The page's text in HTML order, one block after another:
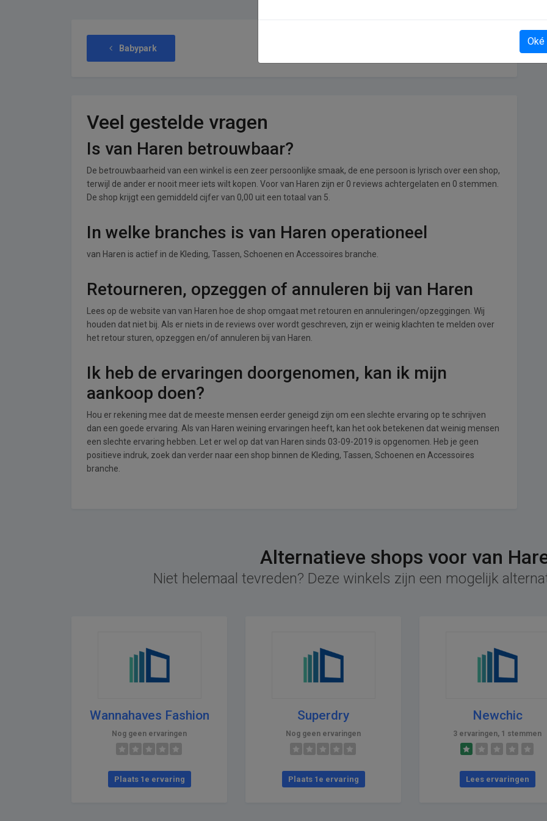
Babypark
Veel gestelde vragen
Is van Haren betrouwbaar?
De betrouwbaarheid van een winkel is een zeer persoonlijke smaak, de ene persoon is lyrisch over een shop,
terwijl de ander er nooit meer iets wilt kopen. Voor van Haren zijn er 0 reviews achtergelaten en 0 stemmen.
De shop krijgt een gemiddeld cijfer van 0,00 uit een totaal van 5.
In welke branches is van Haren operationeel
van Haren is actief in de Kleding, Tassen, Schoenen en Accessoires branche.
Retourneren, opzeggen of annuleren bij van Haren
Lees op de website van van Haren hoe de shop omgaat met retouren en annuleringen/opzeggingen. Wij
houden dat niet bij. Als er niets in de reviews over wordt geschreven, zijn er weinig klachten te melden over
het retour sturen, opzeggen en/of annuleren bij van Haren.
Ik heb de ervaringen doorgenomen, kan ik mijn
aankoop doen?
Hou er rekening mee dat de meeste mensen eerder geneigd zijn om een slechte ervaring op te schrijven
dan een goede ervaring. Als van Haren weining ervaringen heeft, kan het ook betekenen dat weinig mensen
een slechte ervaring hebben. Let er wel op dat van Haren sinds 03-09-2019 is opgenomen. Heb je geen
positieve indruk, zoek dan verder naar een shop binnen de Kleding, Tassen, Schoenen en Accessoires
branche.
Alternatieve shops voor van
Niet helemaal tevreden? Deze winkels zijn een mogelijk
Wannahaves Fashion
Nog geen ervaringen
Plaats 1e ervaring
Superdry
Nog geen ervaringen
Plaats 1e ervaring
Newchic
3 ervaringen, 1 stemmen
Lees ervaringen
Oké